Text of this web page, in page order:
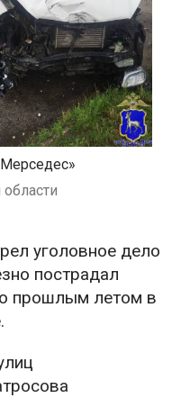
уголовное дело
пострадал
прошлым летом в